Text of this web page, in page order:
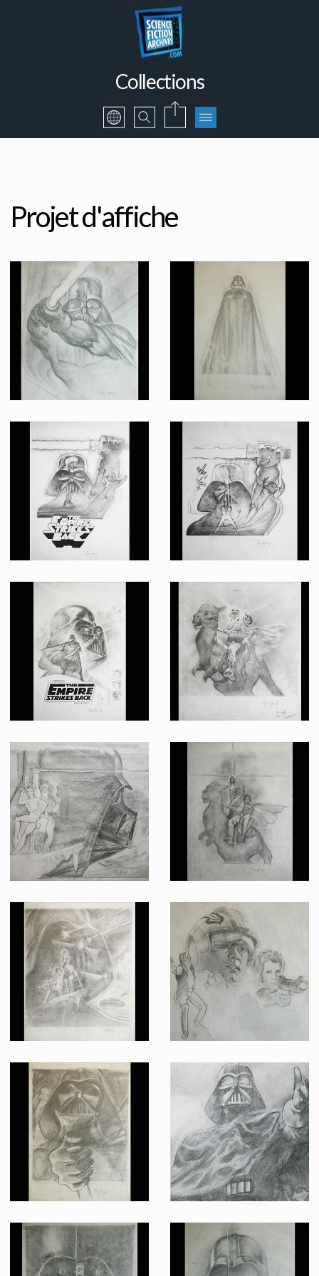
Collections
Projet d'affiche
Dessin original d'un projet d'affiche Vador avec sabre laser 2, par Tom Jung pour l'Empire contre-attaque
Fait pour la promotion
Dessin original d'un projet d'affiche de Silhouette de Vador par Tom Jung pour l'Empire contre-attaque
Fait pour la promotion
Dessin original d'un projet d'affiche Vador avec sabre laser et logo, par Tom Jung pour l'Empire contre-attaque
Fait pour la promotion
Dessin original d'un projet d'affiche Vador avec sabre laser, par Tom Jung pour l'Empire contre-attaque
Fait pour la promotion
Dessin original d'un projet d'affiche Vador avec logo, par Tom Jung pour l'Empire contre-attaque
Fait pour la promotion
Dessin original d'un projet d'affiche Luc et Léia sur Tauntaun 2, par Tom Jung pour l'Empire contre-attaque
Dessin original d'un projet d'affiche Vador avec Luc et Léia, par Tom Jung pour l'Empire contre-attaque Dessin original d'un projet d'affiche Luc et Léia sur Tauntaun, par Tom Jung pour l'Empire contre-attaque
Fait pour la promotion
Dessin original d'un projet d'affiche Vador/Luc/Léia, par Tom Jung pour l'Empire contre-attaque
Fait pour la promotion
Dessin original d'un projet d'affiche Luc Pilote, par Tom Jung pour l'Empire contre-attaque
Fait pour la promotion
Projet d'affiche original Vador par Tom Jung pour l'Empire contre-attaque Projet d'affiche original par Tom Jung pour l'Empire contre-attaque